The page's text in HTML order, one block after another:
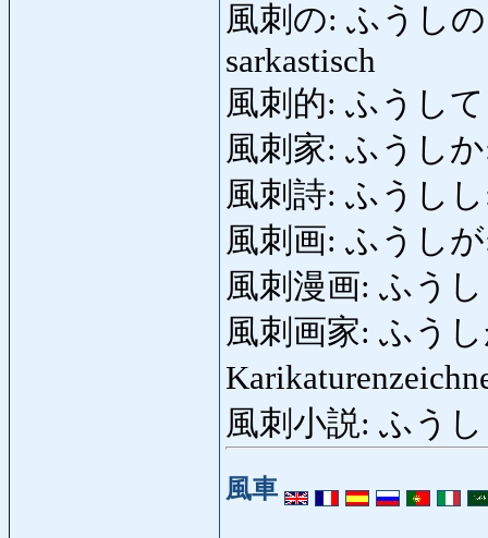
風刺の: ふうしの
sarkastisch
風刺的: ふうし
風刺家: ふうし
風刺詩: ふうし
風刺画: ふうし
風刺漫画: ふう
風刺画家: ふうし
風刺小説: ふう
風車